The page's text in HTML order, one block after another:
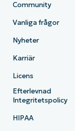
Community
Vanliga frågor
Nyheter
Karriär
Licens
Efterlevnad
Integritetspolicy
HIPAA